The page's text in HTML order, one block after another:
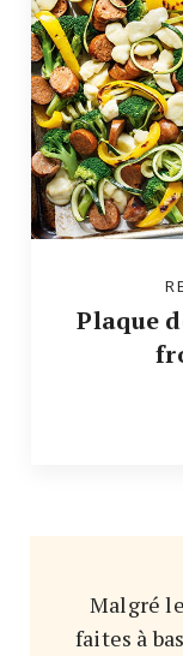
Plaque
Malgré
faites à